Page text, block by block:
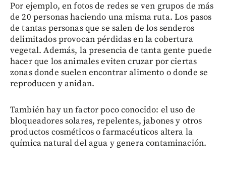
Por ejemplo, en fotos de redes se ven grupos de más
de 20 personas haciendo una misma ruta. Los pasos
de tantas personas que se salen de los senderos
delimitados provocan pérdidas en la cobertura
vegetal. Además, la presencia de tanta gente puede
hacer que los animales eviten cruzar por ciertas
zonas donde suelen encontrar alimento o donde se
reproducen y anidan.
También hay un factor poco conocido: el uso de
bloqueadores solares, repelentes, jabones y otros
productos cosméticos o farmacéuticos altera la
química natural del agua y genera contaminación.